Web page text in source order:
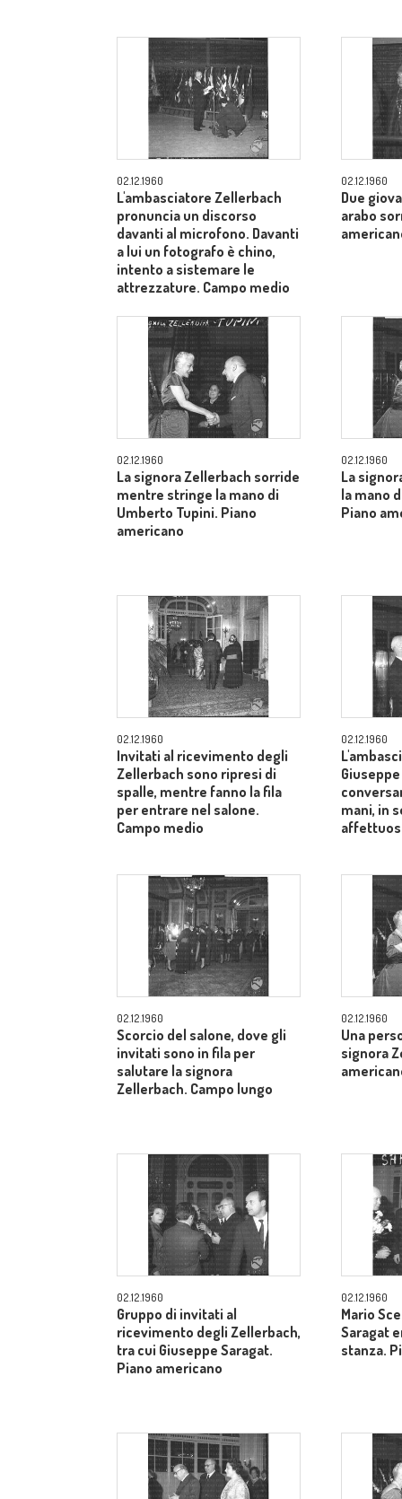
02.12.1960
L'ambasciatore Zellerbach
pronuncia un discorso
davanti al microfono. Davanti
a lui un fotografo è chino,
intento a sistemare le
attrezzature. Campo medio
02.12.1960
Due
arabo
02.12.1960
La signora Zellerbach sorride
mentre stringe la mano di
Umberto Tupini. Piano
americano
02.12.1960
La
la mano
Piano
02.12.1960
Invitati al ricevimento degli
Zellerbach sono ripresi di
spalle, mentre fanno la fila
per entrare nel salone.
Campo medio
02.12.1960
mani, in
02.12.1960
Scorcio del salone, dove gli
invitati sono in fila per
salutare la signora
Zellerbach. Campo lungo
02.12.1960
Una
signora
02.12.1960
Gruppo di invitati al
ricevimento degli Zellerbach,
tra cui Giuseppe Saragat.
Piano americano
02.12.1960
Mario
Saragat
stanza.